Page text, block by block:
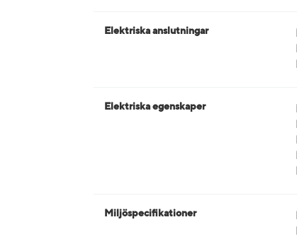
Elektriska anslutningar
Elektriska egenskaper
Miljöspecifikationer